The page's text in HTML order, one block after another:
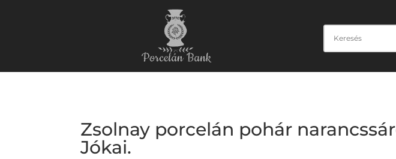
Zsolnay porcelán pohár
Jókai.